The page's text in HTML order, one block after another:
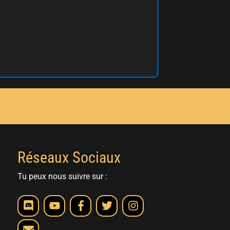
Réseaux Sociaux
Tu peux nous suivre sur :